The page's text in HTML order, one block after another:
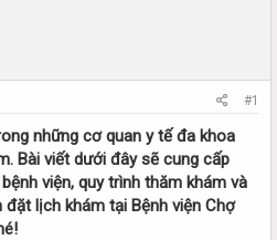
#1
những cơ quan y tế đa khoa
Bài viết dưới đây sẽ cung cấp
viện, quy trình thăm khám và
lịch khám tại Bệnh viện Chợ